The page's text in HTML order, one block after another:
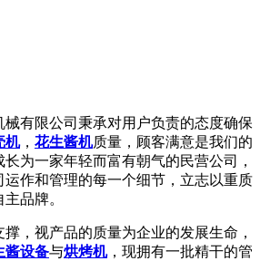
有限公司秉承对用户负责的态度确保
机， 花生酱机质量，顾客满意是我们的
为一家年轻而富有朝气的民营公司，
作和管理的每一个细节，立志以重质
品牌。
视产品的质量为企业的发展生命，
酱设备与烘烤机，现拥有一批精干的管